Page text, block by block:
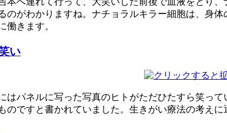
のがわかりますね。ナチョラルキラー細胞は、身
働きます。
い
はパネルに写った写真のヒトがただひたすら笑っ
のですと書かれていました。生きがい療法の考えに